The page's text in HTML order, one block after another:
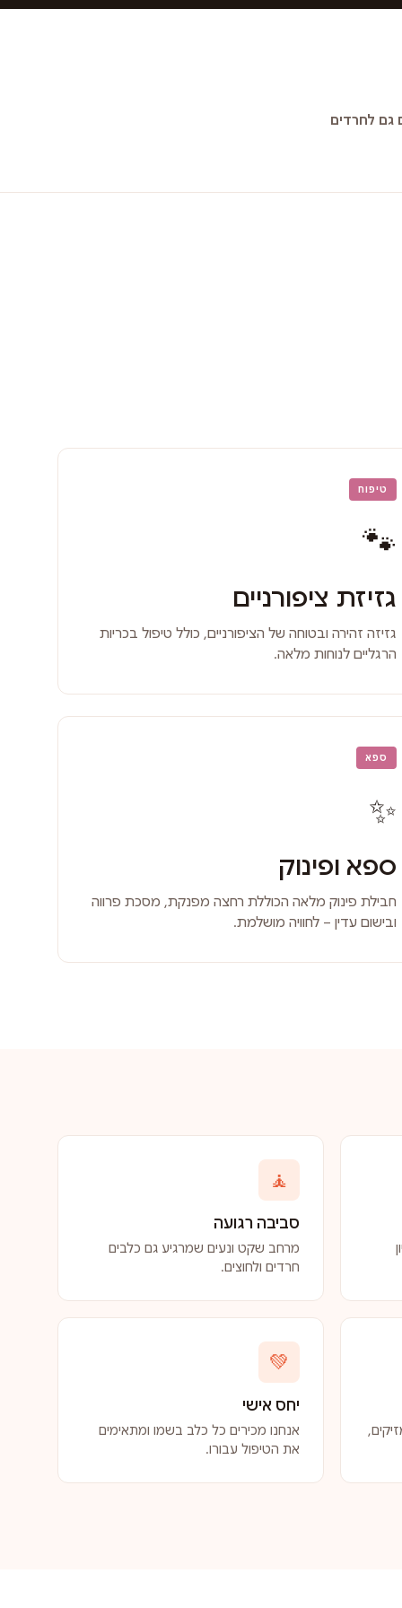
גם לחרדים
טיפוח
🐾
גזיזת ציפורניים
גזיזה זהירה ובטוחה של הציפורניים, כולל טיפול בכריות
הרגליים לנוחות מלאה.
ספא
✨
ספא ופינוק
חבילת פינוק מלאה הכוללת רחצה מפנקת, מסכת פרווה
ובישום עדין – לחוויה מושלמת.
🧘
סביבה רגועה
מרחב שקט ונעים שמרגיע גם כלבים
חרדים ולחוצים.
💚
יחס אישי
אנחנו מכירים כל כלב בשמו ומתאימים
את הטיפול עבורו.